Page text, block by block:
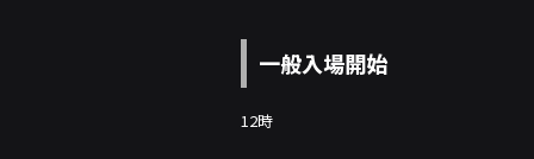
一般入場開始
12時